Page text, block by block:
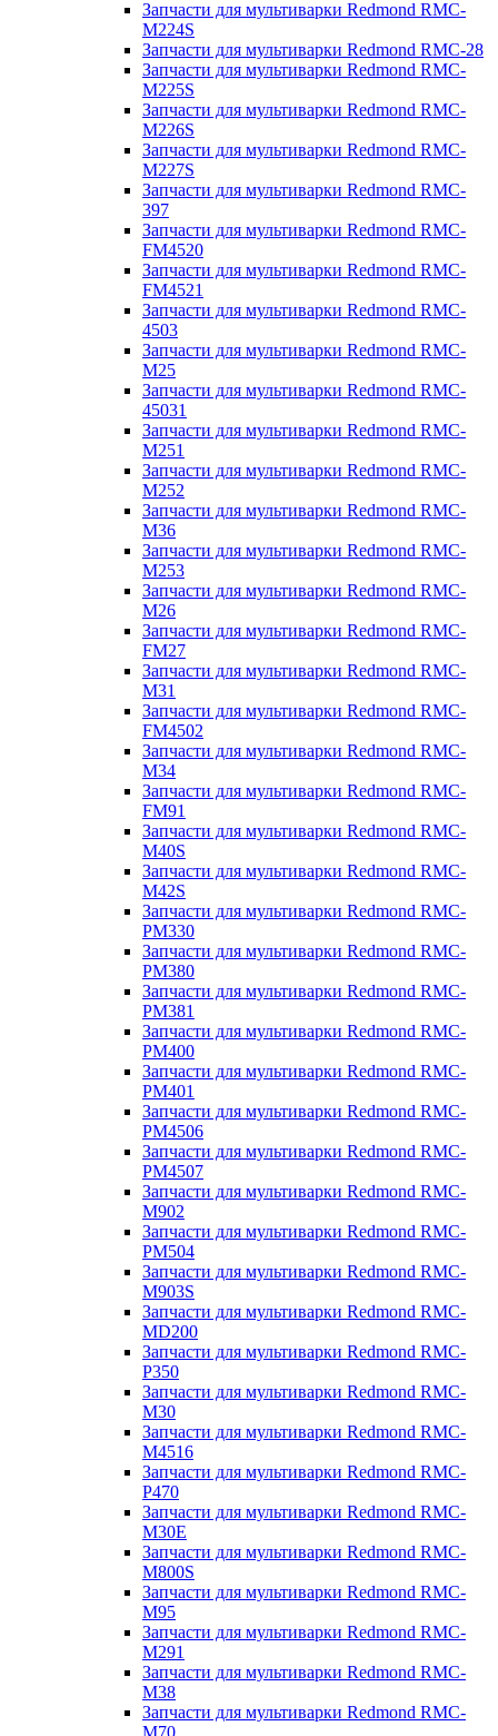
Запчасти для мультиварки Redmond RMC-
M224S
Запчасти для мультиварки Redmond RMC-28
Запчасти для мультиварки Redmond RMC-
M225S
Запчасти для мультиварки Redmond RMC-
M226S
Запчасти для мультиварки Redmond RMC-
M227S
Запчасти для мультиварки Redmond RMC-
397
Запчасти для мультиварки Redmond RMC-
FM4520
Запчасти для мультиварки Redmond RMC-
FM4521
Запчасти для мультиварки Redmond RMC-
4503
Запчасти для мультиварки Redmond RMC-
M25
Запчасти для мультиварки Redmond RMC-
45031
Запчасти для мультиварки Redmond RMC-
M251
Запчасти для мультиварки Redmond RMC-
M252
Запчасти для мультиварки Redmond RMC-
M36
Запчасти для мультиварки Redmond RMC-
M253
Запчасти для мультиварки Redmond RMC-
M26
Запчасти для мультиварки Redmond RMC-
FM27
Запчасти для мультиварки Redmond RMC-
M31
Запчасти для мультиварки Redmond RMC-
FM4502
Запчасти для мультиварки Redmond RMC-
M34
Запчасти для мультиварки Redmond RMC-
FM91
Запчасти для мультиварки Redmond RMC-
M40S
Запчасти для мультиварки Redmond RMC-
M42S
Запчасти для мультиварки Redmond RMC-
PM330
Запчасти для мультиварки Redmond RMC-
PM380
Запчасти для мультиварки Redmond RMC-
PM381
Запчасти для мультиварки Redmond RMC-
PM400
Запчасти для мультиварки Redmond RMC-
PM401
Запчасти для мультиварки Redmond RMC-
PM4506
Запчасти для мультиварки Redmond RMC-
PM4507
Запчасти для мультиварки Redmond RMC-
M902
Запчасти для мультиварки Redmond RMC-
PM504
Запчасти для мультиварки Redmond RMC-
M903S
Запчасти для мультиварки Redmond RMC-
MD200
Запчасти для мультиварки Redmond RMC-
P350
Запчасти для мультиварки Redmond RMC-
M30
Запчасти для мультиварки Redmond RMC-
M4516
Запчасти для мультиварки Redmond RMC-
P470
Запчасти для мультиварки Redmond RMC-
M30E
Запчасти для мультиварки Redmond RMC-
M800S
Запчасти для мультиварки Redmond RMC-
M95
Запчасти для мультиварки Redmond RMC-
M291
Запчасти для мультиварки Redmond RMC-
M38
Запчасти для мультиварки Redmond RMC-
M70